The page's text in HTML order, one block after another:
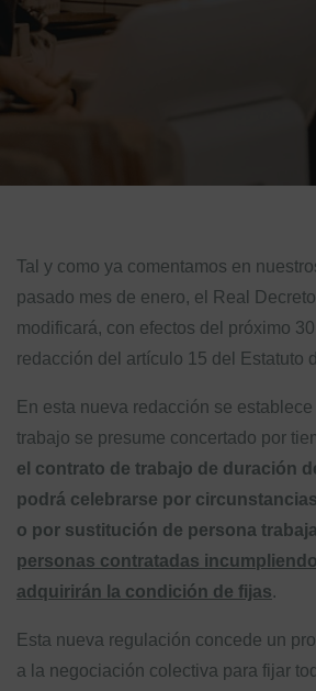
Tal y como ya comentamos en
pasado mes de enero, el Real
modificará, con efectos del próximo
redacción del artículo 15 del Estatuto
En esta nueva redacción se
trabajo se presume concertado por
el contrato de trabajo de duración
podrá celebrarse por
o por sustitución de persona
personas contratadas
adquirirán la condición de fijas.
Esta nueva regulación concede un
a la negociación colectiva para fijar